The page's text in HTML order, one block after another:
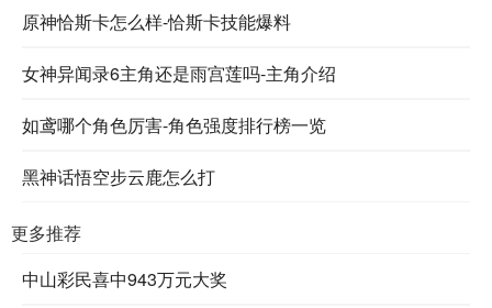
原神恰斯卡怎么样-恰斯卡技能爆料
女神异闻录6主角还是雨宫莲吗-主角介绍
如鸢哪个角色厉害-角色强度排行榜一览
黑神话悟空步云鹿怎么打
更多推荐
中山彩民喜中943万元大奖